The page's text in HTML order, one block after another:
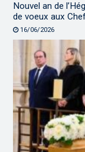
Nouvel an de
de voeux aux
16/06/2026